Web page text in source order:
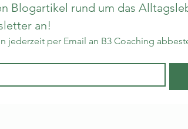
Blogartikel rund um das
an!
jederzeit per Email an B3 Coaching